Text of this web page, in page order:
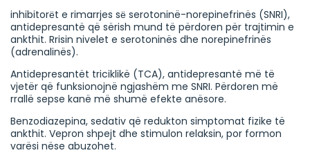
inhibitorёt e rimarrjes sё serotoninë-norepinefrinës (SNRI),
antidepresantë që sërish mund të përdoren për trajtimin e
ankthit. Rrisin nivelet e serotoninës dhe norepinefrinës
(adrenalinës).
Antidepresantët triciklikë (TCA), antidepresantë më të
vjetër që funksionojnë ngjashëm me SNRI. Përdoren më
rrallë sepse kanë më shumë efekte anësore.
Benzodiazepina, sedativ që redukton simptomat fizike të
ankthit. Vepron shpejt dhe stimulon relaksin, por formon
varësi nëse abuzohet.